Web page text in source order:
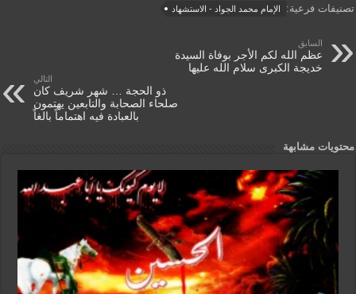
o
k
p
dl
تصنيفات فرعية: الإمام محمد الجواد - الاستشهاد
السابق
عظم الله لكم الأجر بوفاة السيدة
خديجة الكبرى سلام الله عليها
التالي
ذو الحجة … شهر شريف كان
صلحاء الصحابة والتابعين يهتمون
بالعبادة فيه اهتماماً بالغاً
محتويات مشابهة